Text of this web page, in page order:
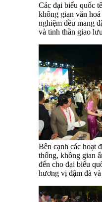
Các đại biểu quốc
không gian văn
nghiệm đều mang
và tinh thần giao
Bên cạnh các hoạt
thống, không gian
đến cho đại biểu
hương vị đậm đà